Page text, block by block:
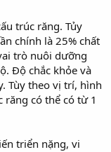
trúc răng. Tủy
chính là 25% chất
trò nuôi dưỡng
Độ chắc khỏe và
Tùy theo vị trí, hình
có thể có từ 1
triển nặng, vi